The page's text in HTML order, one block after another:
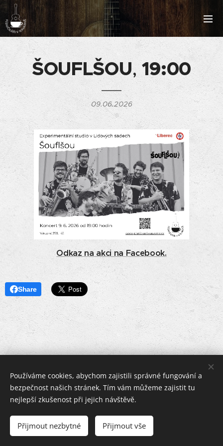
ŠOUFLŠOU,19:00
09.06.2026
Odkaz na akci na Facebook.
Share
Cookies
Používáme cookies, abychom zajistili správné fungování a
bezpečnost našich stránek. Tím vám můžeme zajistit tu
nejlepší zkušenost při jejich návštěvě.
Přijmout nezbytné Přijmout vše